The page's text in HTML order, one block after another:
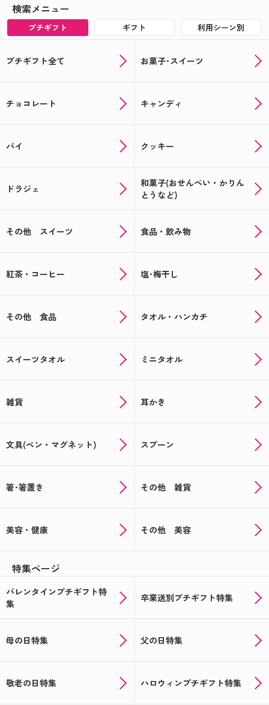
検索メニュー
プチギフト ギフト 利用シーン別
プチギフト全て お菓子･スイーツ
チョコレート キャンディ
パイ クッキー
ドラジェ
和菓子(おせんべい・かりん
とうなど)
その他 スイーツ 食品・飲み物
紅茶・コーヒー 塩･梅干し
その他 食品 タオル・ハンカチ
スイーツタオル ミニタオル
雑貨 耳かき
文具(ペン・マグネット) スプーン
箸･箸置き その他 雑貨
美容・健康 その他 美容
特集ページ
バレンタインプチギフト特
集
卒業送別プチギフト特集
母の日特集 父の日特集
敬老の日特集 ハロウィンプチギフト特集